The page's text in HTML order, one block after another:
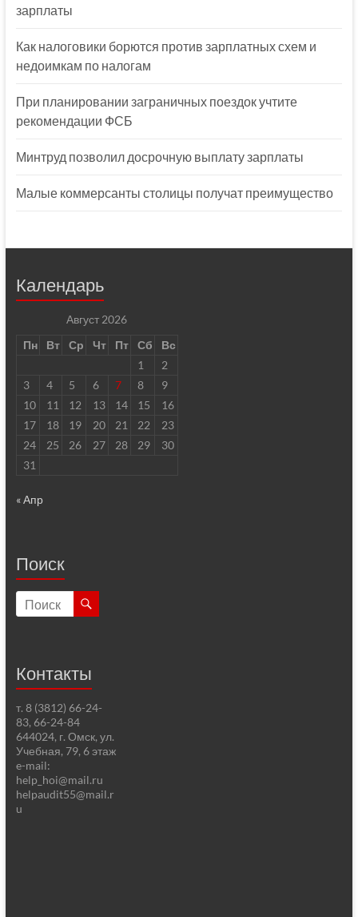
зарплаты
Как налоговики борются против зарплатных схем и
недоимкам по налогам
При планировании заграничных поездок учтите
рекомендации ФСБ
Минтруд позволил досрочную выплату зарплаты
Малые коммерсанты столицы получат преимущество
Календарь
Август 2026
Пн
Вт Ср Чт Пт Сб
Вс
1
2
3
4 5 6 7 8
9
10
11 12 13 14 15
16
17
18 19 20 21 22
23
24
25 26 27 28 29
30
31
« Апр
Поиск
Контакты
т. 8 (3812) 66-24-
83, 66-24-84
644024, г. Омск, ул.
Учебная, 79, 6 этаж
e-mail:
help_hoi@mail.ru
helpaudit55@mail.r
u